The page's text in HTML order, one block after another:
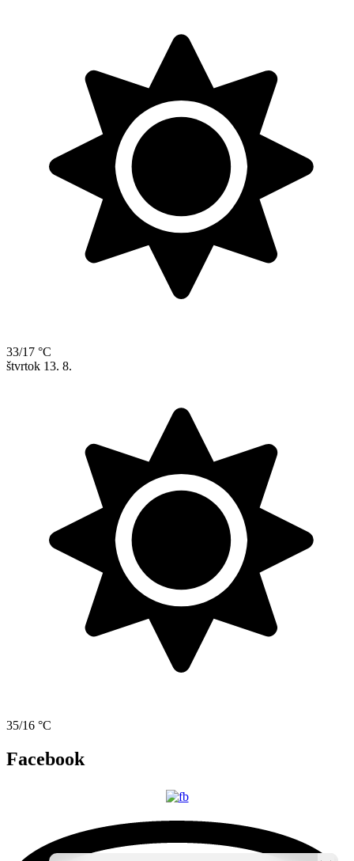
33/17 °C
štvrtok 13. 8.
35/16 °C
Facebook